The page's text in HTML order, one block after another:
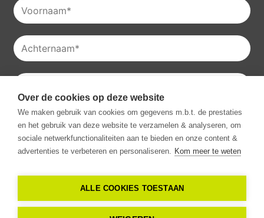
Je kan onzeprivacyverklaringraadplegen en je kan je ook
altijd uitschrijven voor onze nieuwsbrieven.
Ik ga akkoord met het ontvangen van communicatie van
Vestio.*
Over de cookies op deze website
We maken gebruik van cookies om gegevens m.b.t. de prestaties
en het gebruik van deze website te verzamelen & analyseren, om
sociale netwerkfunctionaliteiten aan te bieden en onze content &
advertenties te verbeteren en personaliseren. Kom meer te weten
ALLE COOKIES TOESTAAN